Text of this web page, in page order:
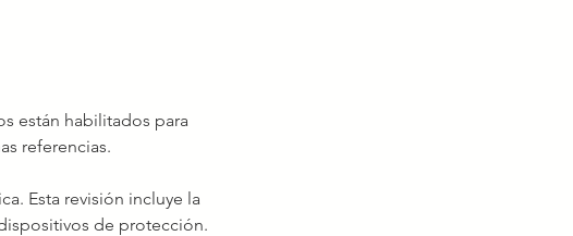
están habilitados para
referencias.
Esta revisión incluye la
de protección.